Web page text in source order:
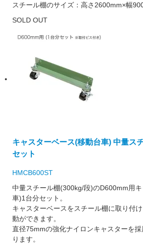
スチール棚のサイズ：高さ2600mm×幅
SOLD OUT
キャスターベース(移動台車) 中量ス
セット
HMCB600ST
中量スチール棚(300kg/段)のD600mm用
車)1台分セット。
キャスターベースをスチール棚に取り付
動ができます。
直径75mmの強化ナイロンキャスターを
ります。